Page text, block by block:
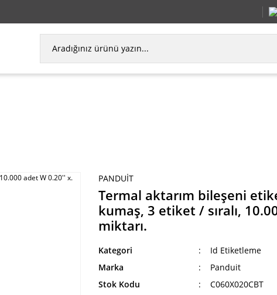
PANDUIT
Termal aktarım bileşeni
kumaş, 3 etiket / sıralı,
miktarı.
Kategori
Id Etiketleme
Marka
Panduit
Stok Kodu
C060X020CBT